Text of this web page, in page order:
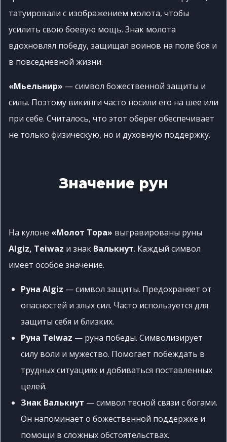
татуировали с изображением молота, чтобы
усилить свою боевую мощь. Знак молота
вдохновлял победу, защищал воинов на поле боя и
в повседневной жизни.
«Мьельнир» — символ божественной защиты и
силы. Поэтому викинги часто носили его на шее или
при себе. Считалось, что этот оберег обеспечивает
не только физическую, но и духовную поддержку.
Значение рун
На кулоне «Молот Тора» выгравированы руны
Algiz, Teiwaz и знак Валькнут. Каждый символ
имеет особое значение.
Руна Algiz — символ защиты. Предохраняет от
опасностей и злых сил. Часто используется для
защиты себя и близких.
Руна Teiwaz — руна победы. Символизирует
силу воли и мужество. Помогает побеждать в
трудных ситуациях и добиваться поставленных
целей.
Знак Валькнут — символ тесной связи с богами.
Он напоминает о божественной поддержке и
помощи в сложных обстоятельствах.